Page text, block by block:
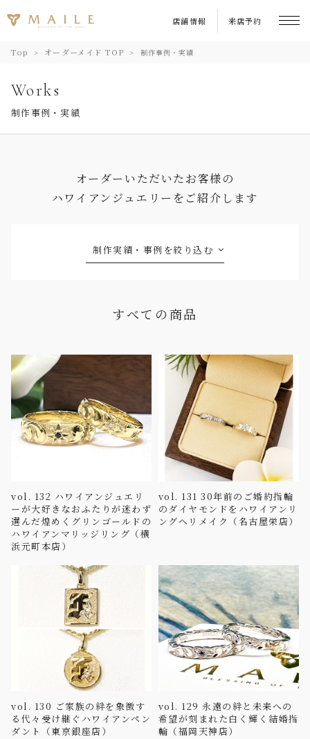
店舗情報 来店予約
Top オーダーメイド TOP 制作事例・実績
Works
制作事例・実績
オーダーいただいたお客様の
ハワイアンジュエリーをご紹介します
制作実績・事例を絞り込む
すべての商品
vol. 132 ハワイアンジュエリ
ーが大好きなおふたりが迷わず
選んだ煌めくグリンゴールドの
ハワイアンマリッジリング（横
浜元町本店）
vol. 131 30年前のご婚約指輪
のダイヤモンドをハワイアンリ
ングへリメイク（名古屋栄店）
vol. 130 ご家族の絆を象徴す
る代々受け継ぐハワイアンペン
ダント（東京銀座店）
vol. 129 永遠の絆と未来への
希望が刻まれた白く輝く結婚指
輪（福岡天神店）